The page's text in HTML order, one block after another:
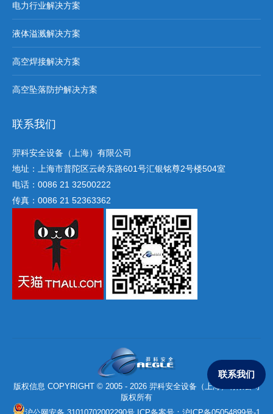
电力行业解决方案
液体溢溅解决方案
高空焊接解决方案
高空坠落防护解决方案
联系我们
羿科安全设备（上海）有限公司
地址：上海市普陀区云岭东路601号汇银铭尊2号楼504室
电话：0086 21 32500222
传真：0086 21 52363362
版权信息 COPYRIGHT © 2005 - 2026 羿科安全设备（上海）有限公司
版权所有
联系我们